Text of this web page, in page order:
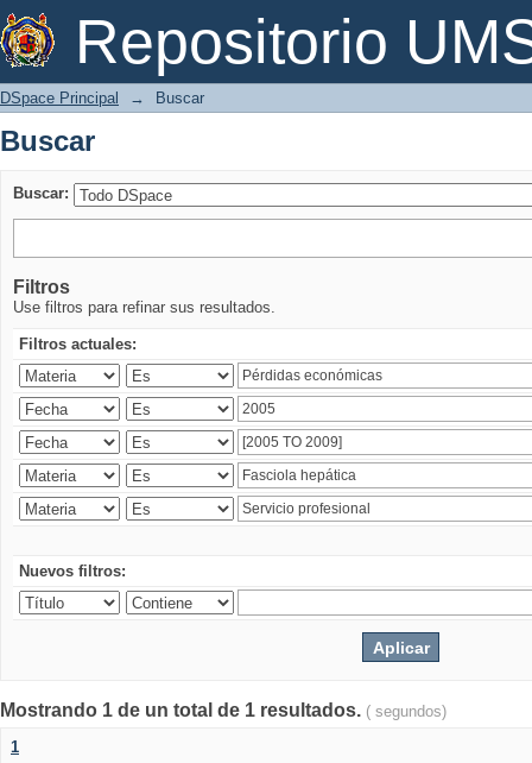
Repositorio
Buscar
DSpace Principal → Buscar
Buscar
Buscar:
Filtros
Use filtros para refinar sus resultados.
Filtros actuales:
Nuevos filtros:
Mostrando 1 de un total de 1 resultados. ( segundos)
1